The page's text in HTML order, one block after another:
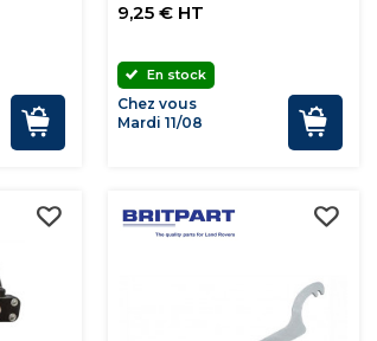
9,25 € HT
En stock
Chez vous
Mardi 11/08